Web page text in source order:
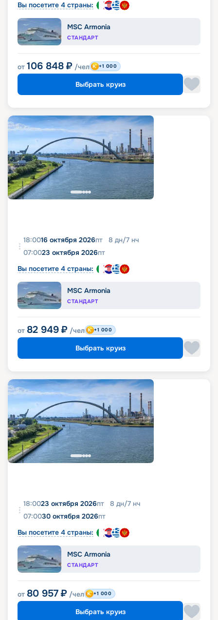
Вы посетите 4 страны:
MSC Armonia
СТАНДАРТ
от 106 848 ₽ /чел +1 000
Выбрать круиз
18:0016 октября 2026пт 8 дн/7 нч
07:0023 октября 2026пт
Вы посетите 4 страны:
MSC Armonia
СТАНДАРТ
от 82 949 ₽ /чел +1 000
Выбрать круиз
18:0023 октября 2026пт 8 дн/7 нч
07:0030 октября 2026пт
Вы посетите 4 страны:
MSC Armonia
СТАНДАРТ
от 80 957 ₽ /чел +1 000
Выбрать круиз